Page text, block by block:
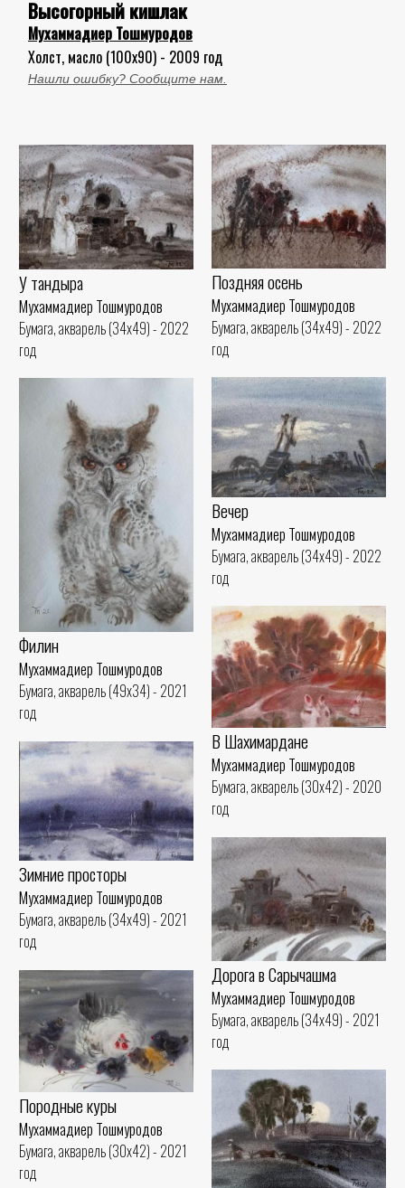
Высогорный кишлак
Мухаммадиер Тошмуродов
Холст, масло (100x90) - 2009 год
Нашли ошибку? Сообщите нам.
У тандыра
Мухаммадиер Тошмуродов
Бумага, акварель (34x49) - 2022
год
Поздняя осень
Мухаммадиер Тошмуродов
Бумага, акварель (34x49) - 2022
год
Вечер
Мухаммадиер Тошмуродов
Бумага, акварель (34x49) - 2022
год
Филин
Мухаммадиер Тошмуродов
Бумага, акварель (49x34) - 2021
год
В Шахимардане
Мухаммадиер Тошмуродов
Бумага, акварель (30x42) - 2020
год
Зимние просторы
Мухаммадиер Тошмуродов
Бумага, акварель (34x49) - 2021
год
Дорога в Сарычашма
Мухаммадиер Тошмуродов
Бумага, акварель (34x49) - 2021
год
Породные куры
Мухаммадиер Тошмуродов
Бумага, акварель (30x42) - 2021
год